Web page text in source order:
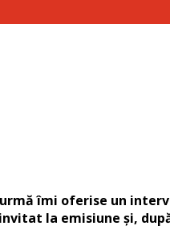
urmă îmi oferise un
la emisiune și,